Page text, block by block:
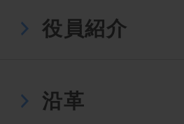
役員紹介
沿革